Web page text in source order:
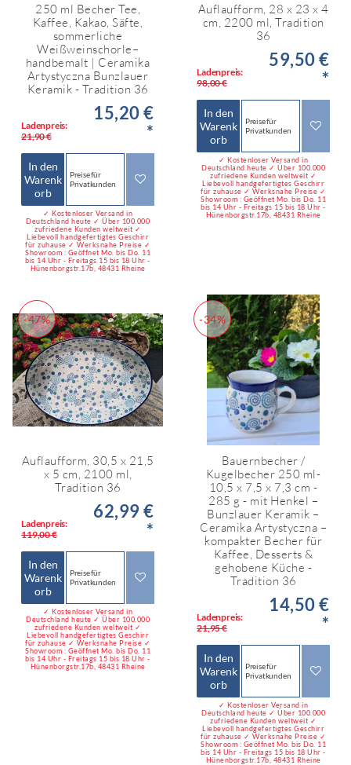
250 ml Becher Tee,
Kaffee, Kakao, Säfte,
sommerliche
Weißweinschorle–
handbemalt | Ceramika
Artystyczna Bunzlauer
Keramik - Tradition 36
Ladenpreis:
21,90 €
15,20 €
*
In den
Warenk
orb
Preise für
Privatkunden
✓ Kostenloser Versand in
Deutschland heute ✓ Über 100.000
zufriedene Kunden weltweit ✓
Liebevoll handgefertigtes Geschirr
für zuhause ✓ Werksnahe Preise ✓
Showroom : Geöffnet Mo. bis Do. 11
bis 14 Uhr - Freitags 15 bis 18 Uhr -
Hünenborgstr.17b, 48431 Rheine
Auflaufform, 28 x 23 x 4
cm, 2200 ml, Tradition
36
Ladenpreis:
98,00 €
59,50 €
*
In den
Warenk
orb
Preise für
Privatkunden
✓ Kostenloser Versand in
Deutschland heute ✓ Über 100.000
zufriedene Kunden weltweit ✓
Liebevoll handgefertigtes Geschirr
für zuhause ✓ Werksnahe Preise ✓
Showroom : Geöffnet Mo. bis Do. 11
bis 14 Uhr - Freitags 15 bis 18 Uhr -
Hünenborgstr.17b, 48431 Rheine
-47%
Auflaufform, 30,5 x 21,5
x 5 cm, 2100 ml,
Tradition 36
Ladenpreis:
119,00 €
62,99 €
*
In den
Warenk
orb
Preise für
Privatkunden
✓ Kostenloser Versand in
Deutschland heute ✓ Über 100.000
zufriedene Kunden weltweit ✓
Liebevoll handgefertigtes Geschirr
für zuhause ✓ Werksnahe Preise ✓
Showroom : Geöffnet Mo. bis Do. 11
bis 14 Uhr - Freitags 15 bis 18 Uhr -
Hünenborgstr.17b, 48431 Rheine
-34%
Bauernbecher /
Kugelbecher 250 ml-
10,5 x 7,5 x 7,3 cm -
285 g - mit Henkel –
Bunzlauer Keramik –
Ceramika Artystyczna –
kompakter Becher für
Kaffee, Desserts &
gehobene Küche -
Tradition 36
Ladenpreis:
21,95 €
14,50 €
*
In den
Warenk
orb
Preise für
Privatkunden
✓ Kostenloser Versand in
Deutschland heute ✓ Über 100.000
zufriedene Kunden weltweit ✓
Liebevoll handgefertigtes Geschirr
für zuhause ✓ Werksnahe Preise ✓
Showroom : Geöffnet Mo. bis Do. 11
bis 14 Uhr - Freitags 15 bis 18 Uhr -
Hünenborgstr.17b, 48431 Rheine